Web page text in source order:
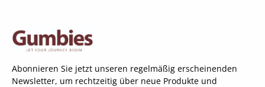
Abonnieren Sie jetzt unseren regelmäßig erscheinenden
Newsletter, um rechtzeitig über neue Produkte und